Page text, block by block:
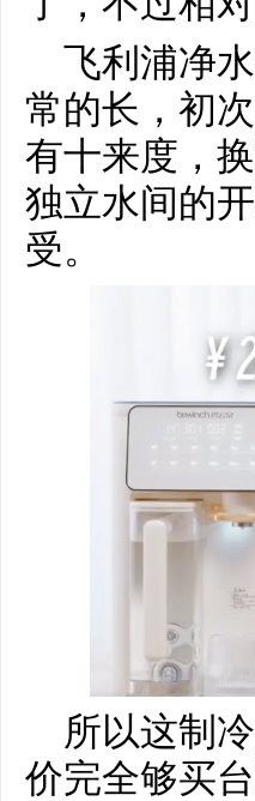
飞利浦净
常的长，初
有十来度，
独立水间的
受。
所以这制
价完全够买